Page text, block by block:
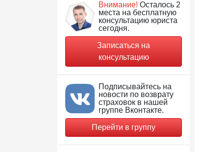
Внимание! Осталось 2
места на бесплатную
консультацию юриста
сегодня.
Записаться на
консультацию
Подписывайтесь на
новости по возврату
страховок в нашей
группе Вконтакте.
Перейти в группу